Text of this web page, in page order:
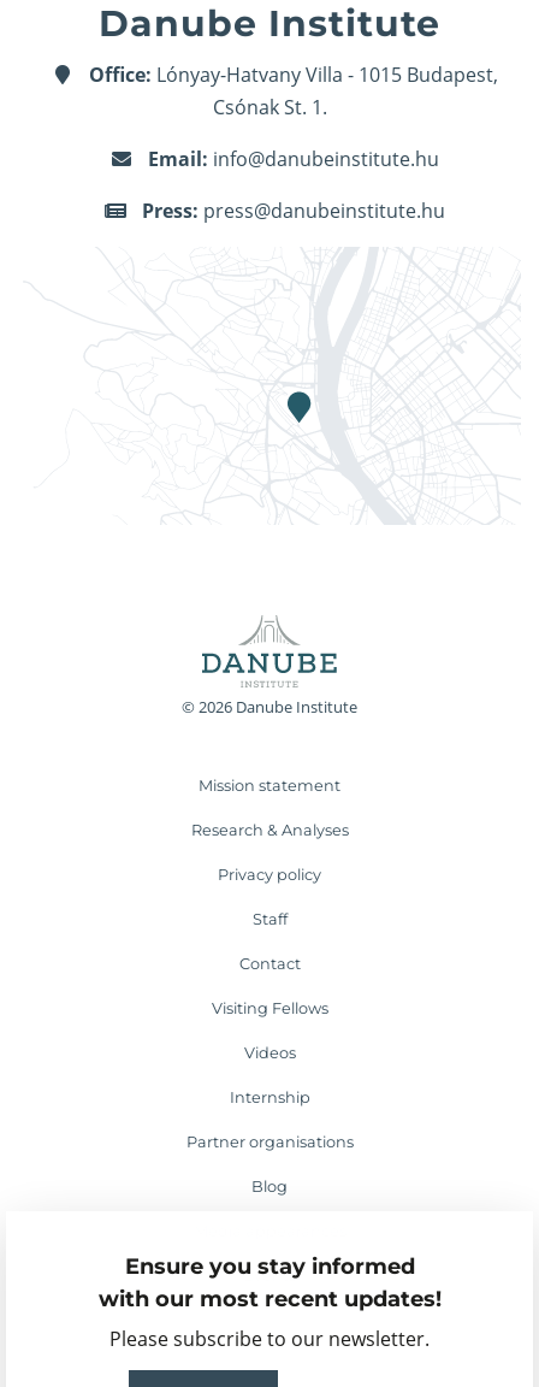
Ensure you stay informed
with our most recent updates!
Please subscribe to our newsletter.
Danube Institute
Office: Lónyay-Hatvany Villa - 1015 Budapest,
Csónak St. 1.
Email: info@danubeinstitute.hu
Press: press@danubeinstitute.hu
© 2026 Danube Institute
Mission statement
Research & Analyses
Privacy policy
Staff
Contact
Visiting Fellows
Videos
Internship
Partner organisations
Blog
Events